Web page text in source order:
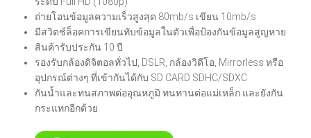
ถ่ายโอนข้อมูลความเร็วสูงสุด 80mb/s เขียน 10mb/s
มีสวิตช์ล็อคการเขียนทับข้อมูลในตัวเพื่อป้องกันข้อมูลสูญหาย
สินค้ารับประกัน 10 ปี
รองรับกล้องดิจิตอลทั่วไป, DSLR, กล้องวิดีโอ, Mirrorless หรือ
อุปกรณ์ต่างๆ ที่เข้ากันได้กับ SD CARD SDHC/SDXC
กันน้ำและทนสภาพต่ออุณหภูมิ ทนทานต่อแม่เหล็ก และยังกัน
กระแทกอีกด้วย